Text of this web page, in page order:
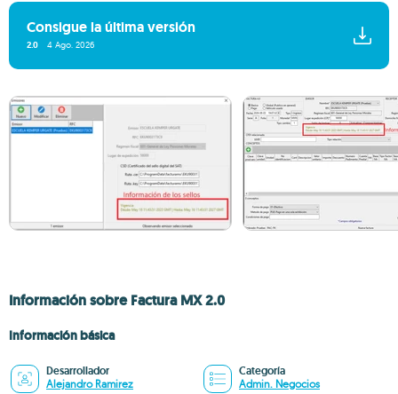
Consigue la última versión
2.0 4 Ago. 2026
Información sobre Factura MX 2.0
Información básica
Desarrollador
Alejandro Ramirez
Categoría
Admin. Negocios